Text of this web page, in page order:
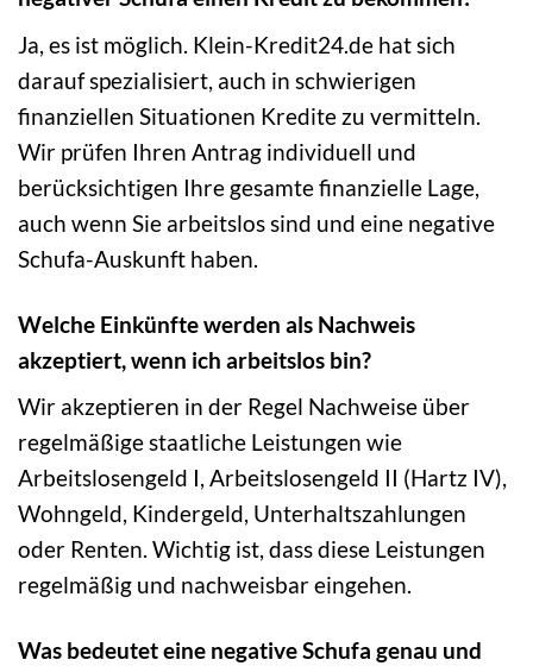
Ja, es ist möglich. Klein-Kredit24.de hat sich
darauf spezialisiert, auch in schwierigen
finanziellen Situationen Kredite zu vermitteln.
Wir prüfen Ihren Antrag individuell und
berücksichtigen Ihre gesamte finanzielle Lage,
auch wenn Sie arbeitslos sind und eine negative
Schufa-Auskunft haben.
Welche Einkünfte werden als Nachweis
akzeptiert, wenn ich arbeitslos bin?
Wir akzeptieren in der Regel Nachweise über
regelmäßige staatliche Leistungen wie
Arbeitslosengeld I, Arbeitslosengeld II (Hartz IV),
Wohngeld, Kindergeld, Unterhaltszahlungen
oder Renten. Wichtig ist, dass diese Leistungen
regelmäßig und nachweisbar eingehen.
Was bedeutet eine negative Schufa genau und